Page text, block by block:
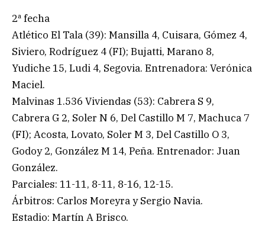
2ª fecha
Atlético El Tala (39): Mansilla 4, Cuisara, Gómez 4,
Siviero, Rodríguez 4 (FI); Bujatti, Marano 8,
Yudiche 15, Ludi 4, Segovia. Entrenadora: Verónica
Maciel.
Malvinas 1.536 Viviendas (53): Cabrera S 9,
Cabrera G 2, Soler N 6, Del Castillo M 7, Machuca 7
(FI); Acosta, Lovato, Soler M 3, Del Castillo O 3,
Godoy 2, González M 14, Peña. Entrenador: Juan
González.
Parciales: 11-11, 8-11, 8-16, 12-15.
Árbitros: Carlos Moreyra y Sergio Navia.
Estadio: Martín A Brisco.